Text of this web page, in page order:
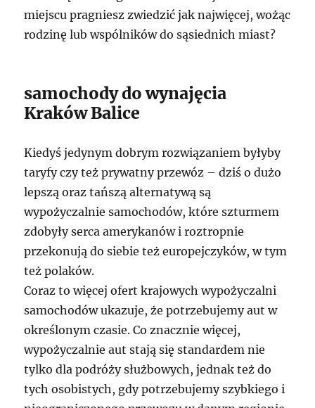
miejscu pragniesz zwiedzić jak najwięcej, wożąc
rodzinę lub wspólników do sąsiednich miast?
samochody do wynajęcia
Kraków Balice
Kiedyś jedynym dobrym rozwiązaniem byłyby
taryfy czy też prywatny przewóz – dziś o dużo
lepszą oraz tańszą alternatywą są
wypożyczalnie samochodów, które szturmem
zdobyły serca amerykanów i roztropnie
przekonują do siebie też europejczyków, w tym
też polaków.
Coraz to więcej ofert krajowych wypożyczalni
samochodów ukazuje, że potrzebujemy aut w
określonym czasie. Co znacznie więcej,
wypożyczalnie aut stają się standardem nie
tylko dla podróży służbowych, jednak też do
tych osobistych, gdy potrzebujemy szybkiego i